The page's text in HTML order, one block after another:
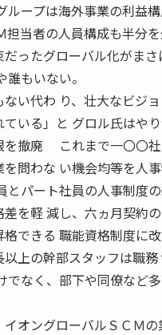
ループは海外事業の利益
担当者の人員構成も半分
ったグローバル化がまさ
もいない。
い代わ り、壮大なビジ
いる」と グロル氏はやり
撤廃 これまで一〇〇社
問わな い機会均等を人
パート社員の人事制度
を軽 減し、六ヵ月契約
できる 職能資格制度に改
上の幹部スタッフは職
でなく、部下や同僚など
オングローバルＳＣＭ